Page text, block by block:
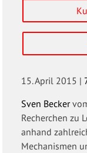
15. April 2015 |
Sven Becker
Recherchen zu
anhand
Mechanismen